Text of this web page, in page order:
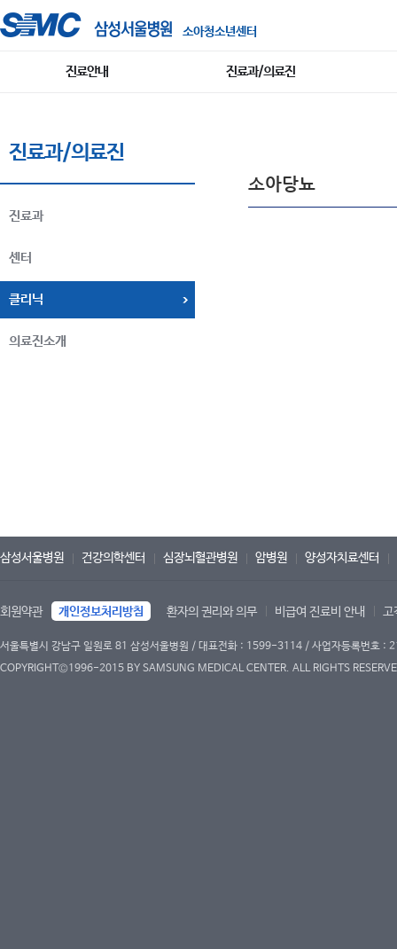
소아청소년센터
진료안내 진료과/의료진
진료과/의료진
진료과
센터
클리닉
의료진소개
소아당뇨
삼성서울병원 건강의학센터 심장뇌혈관병원 암병원 양성자치료센터
회원약관 개인정보처리방침 환자의 권리와 의무 비급여 진료비 안내 고
서울특별시 강남구 일원로 81 삼성서울병원 / 대표전화 : 1599-3114 / 사업자등록번호
COPYRIGHT©1996-2015 BY SAMSUNG MEDICAL CENTER. ALL RIGHTS